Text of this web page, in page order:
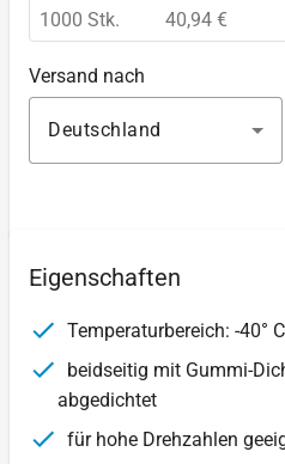
1000 Stk.
40,94 €
Versand nach
Deutschland
Eigenschaften
Temperaturbereich: -40°
beidseitig mit Gummi-
abgedichtet
für hohe Drehzahlen